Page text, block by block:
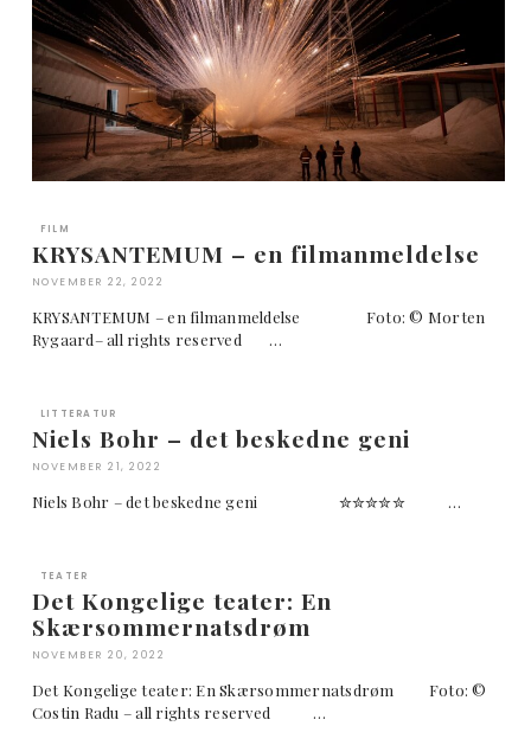
FILM
KRYSANTEMUM – en filmanmeldelse
NOVEMBER 22, 2022
KRYSANTEMUM – en filmanmeldelse Foto: © Morten
Rygaard– all rights reserved …
LITTERATUR
Niels Bohr – det beskedne geni
NOVEMBER 21, 2022
Niels Bohr – det beskedne geni ✮✮✮✮✮ …
TEATER
Det Kongelige teater: En
Skærsommernatsdrøm
NOVEMBER 20, 2022
Det Kongelige teater: En Skærsommernatsdrøm Foto: ©
Costin Radu – all rights reserved …